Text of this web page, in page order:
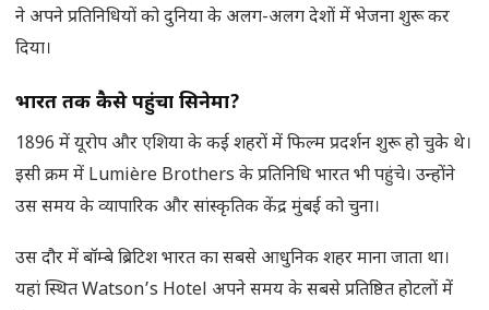
ने अपने प्रतिनिधियों को दुनिया के अलग-अलग देशों में भेजना शुरू कर
दिया।
भारत तक कैसे पहुंचा सिनेमा?
1896 में यूरोप और एशिया के कई शहरों में फिल्म प्रदर्शन शुरू हो चुके थे।
इसी क्रम में Lumière Brothers के प्रतिनिधि भारत भी पहुंचे। उन्होंने
उस समय के व्यापारिक और सांस्कृतिक केंद्र मुंबई को चुना।
उस दौर में बॉम्बे ब्रिटिश भारत का सबसे आधुनिक शहर माना जाता था।
यहां स्थित Watson’s Hotel अपने समय के सबसे प्रतिष्ठित होटलों में